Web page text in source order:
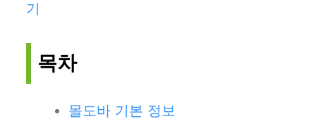
기
목차
몰도바 기본 정보